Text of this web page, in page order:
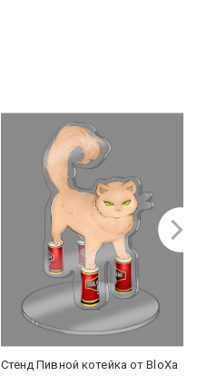
Стенд Пивной котейка от BloXa